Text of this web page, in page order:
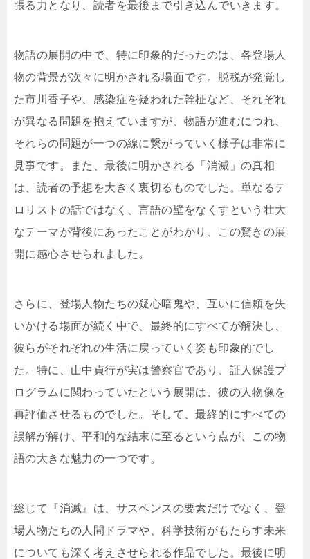
張る力となり、読者を最後まで引き込んでいきます。
物語の展開の中で、特に印象的だったのは、各登場人
物の背景が次々に明かされる場面です。脱税が発覚し
た市川香子や、感染症を疑われた幹柾など、それぞれ
が異なる問題を抱えていますが、物語が進むにつれ、
それらの問題が一つの線に繋がっていく様子は非常に
見事です。また、最後に明かされる「消滅」の真相
は、読者の予想を大きく裏切るものでした。単なるテ
ロリストの話ではなく、言語の壁をなくすという壮大
なテーマが背後にあったことがわかり、この驚きの展
開に感心させられました。
さらに、登場人物たちの疑心暗鬼や、互いに信頼を失
いかける場面が続く中で、最終的にすべてが解決し、
彼らがそれぞれの生活に戻っていく姿も印象的でし
た。特に、山中貞行が実は警察官であり、証人保護プ
ログラムに関わっていたという展開は、彼の人物像を
再評価させるものでした。そして、最終的にすべての
誤解が解け、平和的な結末に至るという点が、この物
語の大きな魅力の一つです。
総じて『消滅』は、サスペンスの要素だけでなく、登
場人物たちの人間ドラマや、科学技術がもたらす未来
についても深く考えさせられる作品でした。最後に明